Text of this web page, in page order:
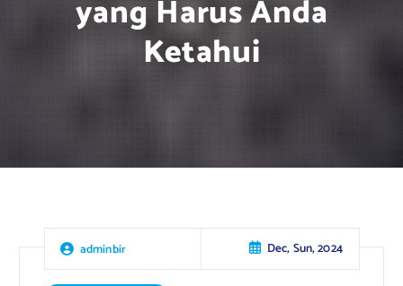
yang Harus Anda
Ketahui
adminbir Dec, Sun, 2024